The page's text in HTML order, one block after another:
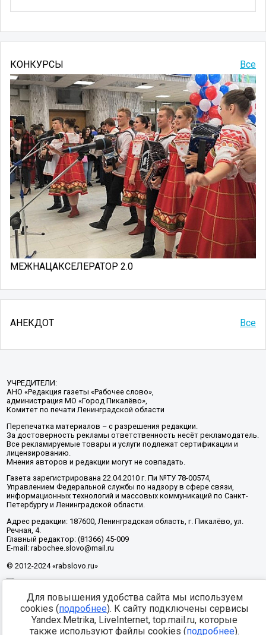
Все
КОНКУРСЫ
МЕЖНАЦАКСЕЛЕРАТОР 2.0
АНЕКДОТ Все
УЧРЕДИТЕЛИ:
АНО «Редакция газеты «Рабочее слово»,
администрация МО «Город Пикалёво»,
Комитет по печати Ленинградской области
Перепечатка материалов – с разрешения редакции.
За достоверность рекламы ответственность несёт рекламодатель.
Все рекламируемые товары и услуги подлежат сертификации и
лицензированию.
Мнения авторов и редакции могут не совпадать.
Газета зарегистрирована 22.04.2010 г. Пи №ТУ 78-00574,
Управлением Федеральной службы по надзору в сфере связи,
информационных технологий и массовых коммуникаций по Санкт-
Петербургу и Ленинградской области.
Адрес редакции: 187600, Ленинградская область, г. Пикалёво, ул.
Речная, 4.
Главный редактор: (81366) 45-009
E-mail: rabochee.slovo@mail.ru
© 2012-2024 «rabslovo.ru»
Разработка -
Для повышения удобства сайта мы используем
cookies (подробнее). К сайту подключены сервисы
Yandex.Metrika, LiveInternet, top.mail.ru, которые
также используют файлы cookies (подробнее).